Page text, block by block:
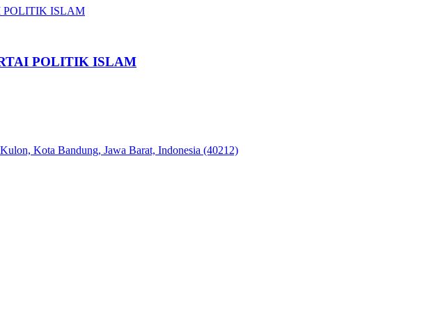
POLITIK ISLAM
Kota Bandung, Jawa Barat, Indonesia (40212)